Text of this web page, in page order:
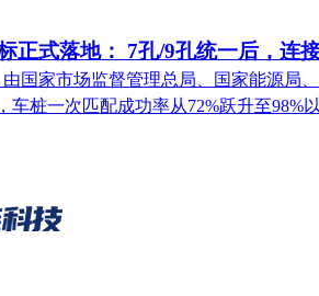
正式落地： 7孔/9孔统一后，连
由国家市场监督管理总局、国家能源局
车桩一次匹配成功率从72%跃升至